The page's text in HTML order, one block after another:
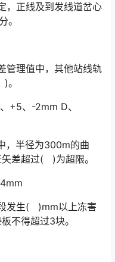
，正线及到发线道岔心
。
管理值中，其他站线轨
。
+5、-2mm D、
，半径为300m的曲
差超过( )为超限。
发生( )mm以上冻害
不得超过3块。